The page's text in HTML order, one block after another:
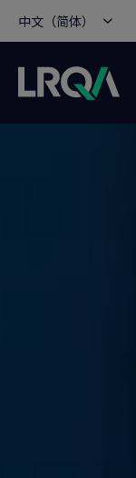
中文（简体）